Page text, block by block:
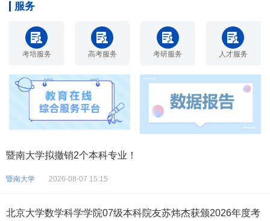
服务
考培服务 高考服务 考研服务 人才服务
暨南大学拟撤销2个本科专业！
暨南大学 2026-08-07 15:15
北京大学数学科学学院07级本科院友苏炜杰获颁2026年度考